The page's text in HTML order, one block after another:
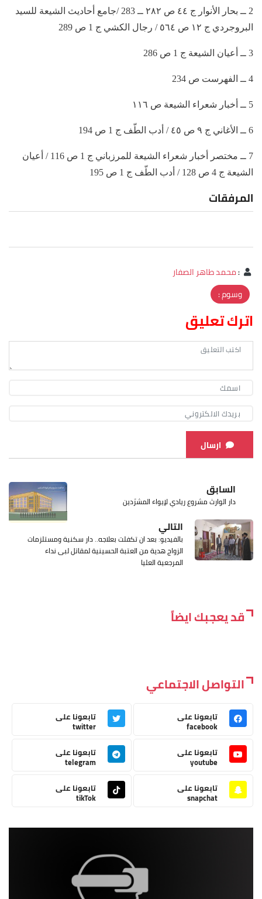
2 ــ بحار الأنوار ج ٤٤ ص ٢٨٢ ــ 283 /جامع أحاديث الشيعة للسيد
البروجردي ج ١٢ ص ٥٦٤ / رجال الكشي ج 1 ص 289
3 ــ أعيان الشيعة ج 1 ص 286
4 ــ الفهرست ص 234
5 ــ أخبار شعراء الشيعة ص ١١٦
6 ــ الأغاني ج ٩ ص ٤٥ / أدب الطّف ج 1 ص 194
7 ــ مختصر أخبار شعراء الشيعة للمرزباني ج 1 ص 116 / أعيان
الشيعة ج 4 ص 128 / أدب الطّف ج 1 ص 195
المرفقات
:محمد طاهر الصفار
وسوم :
اترك تعليق
ارسال
السابق
دار الوارث مشروع ريادي لإيواء المشرّدين
التالي
بالفيديو: بعد ان تكفلت بعلاجه.. دار سكنية ومستلزمات
الزواج هدية من العتبة الحسينية لمقاتل لبى نداء
المرجعية العليا
قد يعجبك ايضاً
التواصل الاجتماعي
تابعونا على
facebook
تابعونا على
twitter
تابعونا على
youtube
تابعونا على
telegram
تابعونا على
snapchat
تابعونا على
tikTok